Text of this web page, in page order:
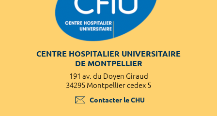
CENTRE HOSPITALIER UNIVERSITAIRE
DE MONTPELLIER
191 av. du Doyen Giraud
34295 Montpellier cedex 5
Contacter le CHU